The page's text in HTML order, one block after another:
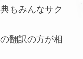
もみんなサク
翻訳の方が相